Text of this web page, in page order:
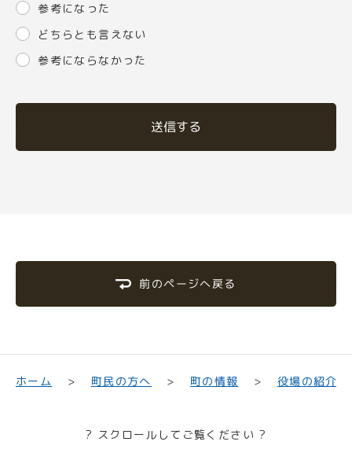
参考になった
どちらとも言えない
参考にならなかった
送信する
前のページへ戻る
ホーム 町民の方へ 町の情報 役場の紹介
? スクロールしてご覧ください ?